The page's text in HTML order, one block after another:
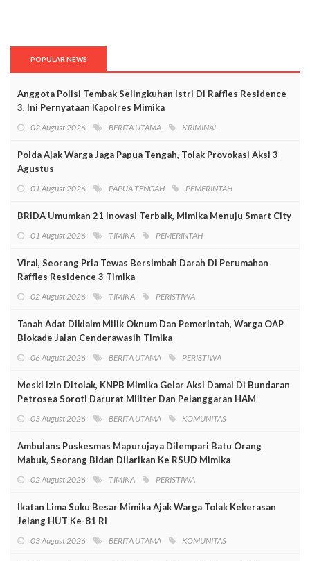
POPULAR NEWS
Anggota Polisi Tembak Selingkuhan Istri Di Raffles Residence
3, Ini Pernyataan Kapolres Mimika
02 August 2026 BERITA UTAMA KRIMINAL
Polda Ajak Warga Jaga Papua Tengah, Tolak Provokasi Aksi 3
Agustus
01 August 2026 PAPUA TENGAH PEMERINTAH
BRIDA Umumkan 21 Inovasi Terbaik, Mimika Menuju Smart City
01 August 2026 TIMIKA PEMERINTAH
Viral, Seorang Pria Tewas Bersimbah Darah Di Perumahan
Raffles Residence 3 Timika
02 August 2026 TIMIKA PERISTIWA
Tanah Adat Diklaim Milik Oknum Dan Pemerintah, Warga OAP
Blokade Jalan Cenderawasih Timika
06 August 2026 BERITA UTAMA PERISTIWA
Meski Izin Ditolak, KNPB Mimika Gelar Aksi Damai Di Bundaran
Petrosea Soroti Darurat Militer Dan Pelanggaran HAM
03 August 2026 BERITA UTAMA KOMUNITAS
Ambulans Puskesmas Mapurujaya Dilempari Batu Orang
Mabuk, Seorang Bidan Dilarikan Ke RSUD Mimika
02 August 2026 TIMIKA PERISTIWA
Ikatan Lima Suku Besar Mimika Ajak Warga Tolak Kekerasan
Jelang HUT Ke-81 RI
03 August 2026 BERITA UTAMA KOMUNITAS